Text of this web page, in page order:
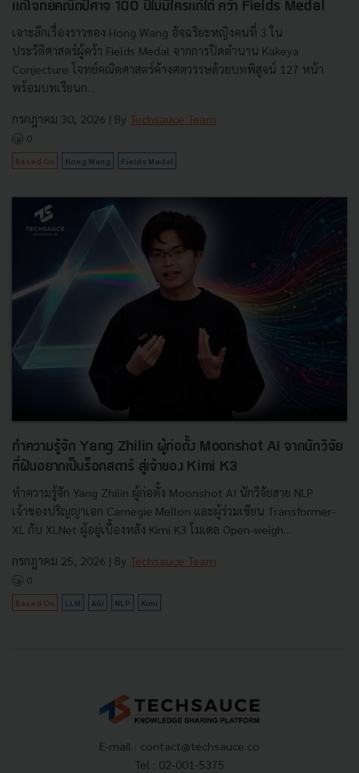
แก้โจทย์คณิตปีศาจ 100 ปีไม่มีใครแก้ได้ คว้า Fields Medal
เจาะลึกเรื่องราวของ Hong Wang อัจฉริยะหญิงคนที่ 3 ใน
ประวัติศาสตร์ผู้คว้า Fields Medal จากการปิดตำนาน Kakeya
Conjecture โจทย์คณิตศาสตร์ค้างศตวรรษด้วยบทพิสูจน์ 127 หน้า
พร้อมบทเรียนก...
กรกฎาคม 30, 2026 | By Techsauce Team
0
Based On Hong Wang Fields Medal
ทำความรู้จัก Yang Zhilin ผู้ก่อตั้ง Moonshot AI จากนักวิจัย
ที่ฝันอยากเป็นร็อกสตาร์ สู่เจ้าของ Kimi K3
ทำความรู้จัก Yang Zhilin ผู้ก่อตั้ง Moonshot AI นักวิจัยสาย NLP
เจ้าของปริญญาเอก Carnegie Mellon และผู้ร่วมเขียน Transformer-
XL กับ XLNet ผู้อยู่เบื้องหลัง Kimi K3 โมเดล Open-weigh...
กรกฎาคม 25, 2026 | By Techsauce Team
0
Based On LLM AGI NLP Kimi
E-mail : contact@techsauce.co
Tel : 02-001-5375